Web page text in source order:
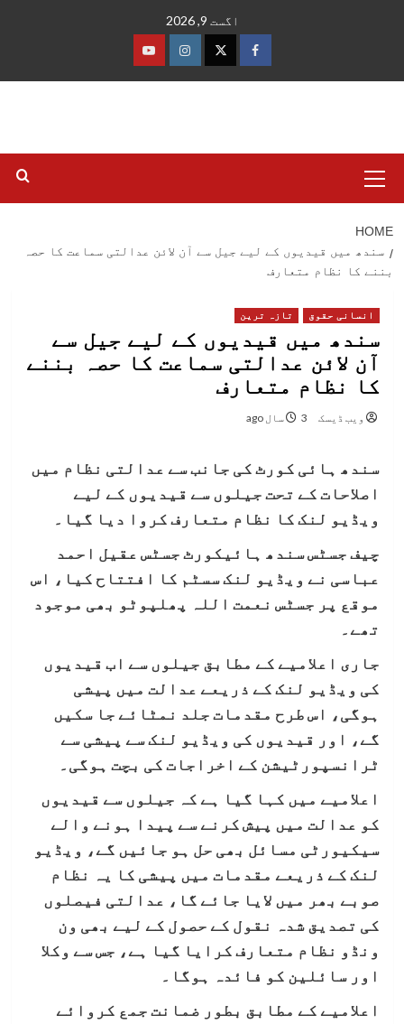
اگست 9, 2026
فیس
ٹوئٹرانسٹاگرام
یوٹیوب
Menu
HOME
سندھ میں قیدیوں کے لیے جیل سے آن لائن عدالتی سماعت کا حصہ
بننے کا نظام متعارف
انسانی حقوق تازہ ترین
سندھ میں قیدیوں کے لیے جیل سے
آن لائن عدالتی سماعت کا حصہ بننے
کا نظام متعارف
ویب ڈیسک 3 سال ago
سندھ ہائی کورٹ کی جانب سے عدالتی نظام میں
اصلاحات کے تحت جیلوں سے قیدیوں کے لیے
ویڈیو لنک کا نظام متعارف کروا دیا گیا۔
چیف جسٹس سندھ ہائیکورٹ جسٹس عقیل احمد
عباسی نے ویڈیو لنک سسٹم کا افتتاح کیا، اس
موقع پر جسٹس نعمت اللہ پھلپوٹو بھی موجود
تھے۔
جاری اعلامیے کے مطابق جیلوں سے اب قیدیوں
کی ویڈیو لنک کے ذریعے عدالت میں پیشی
ہوگی، اس طرح مقدمات جلد نمٹائے جا سکیں
گے، اور قیدیوں کی ویڈیو لنک سے پیشی سے
ٹرانسپورٹیشن کے اخراجات کی بچت ہوگی۔
اعلامیے میں کہا گیا ہے کہ جیلوں سے قیدیوں
کو عدالت میں پیش کرنے سے پیدا ہونے والے
سیکیورٹی مسائل بھی حل ہو جائیں گے، ویڈیو
لنک کے ذریعے مقدمات میں پیشی کا یہ نظام
صوبے بھر میں لایا جائے گا، عدالتی فیصلوں
کی تصدیق شدہ نقول کے حصول کے لیے بھی ون
ونڈو نظام متعارف کرایا گیا ہے، جس سے وکلا
اور سائلین کو فائدہ ہوگا۔
اعلامیے کے مطابق بطور ضمانت جمع کروائے